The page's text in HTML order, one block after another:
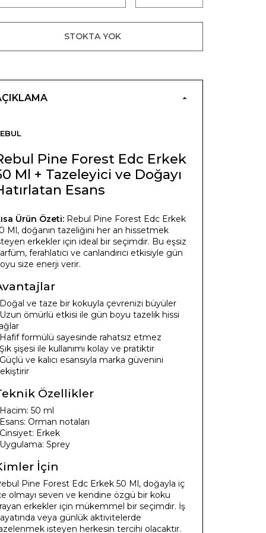
STOKTA YOK
Pine Forest Edc Erkek
Ml + Tazeleyici ve Doğayı
Esans
Ürün Özeti: Rebul Pine Forest Edc Erkek
Ml, doğanın tazeliğini her an hissetmek
erkekler için ideal bir seçimdir. Bu eşsiz
ferahlatıcı ve canlandırıcı etkisiyle gün
size enerji verir.
Doğal ve taze bir kokuyla çevrenizi büyüler
Uzun ömürlü etkisi ile gün boyu tazelik hissi
Hafif formülü sayesinde rahatsız etmez
Şık şişesi ile kullanımı kolay ve pratiktir
Güçlü ve kalıcı esansıyla marka güvenini
Özellikler
Hacim: 50 ml
Esans: Orman notaları
Cinsiyet: Erkek
Uygulama: Sprey
İçin
Pine Forest Edc Erkek 50 Ml, doğayla iç
olmayı seven ve kendine özgü bir koku
erkekler için mükemmel bir seçimdir. İş
veya günlük aktivitelerde
isteyen herkesin tercihi olacaktır.